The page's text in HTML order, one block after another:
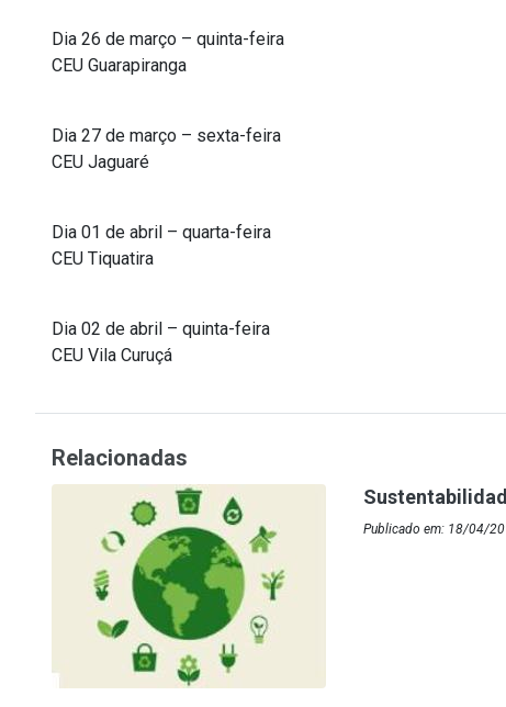
Dia 26 de março – quinta-feira
CEU Guarapiranga
Dia 27 de março – sexta-feira
CEU Jaguaré
Dia 01 de abril – quarta-feira
CEU Tiquatira
Dia 02 de abril – quinta-feira
CEU Vila Curuçá
Relacionadas
Publicado em: 18/04/